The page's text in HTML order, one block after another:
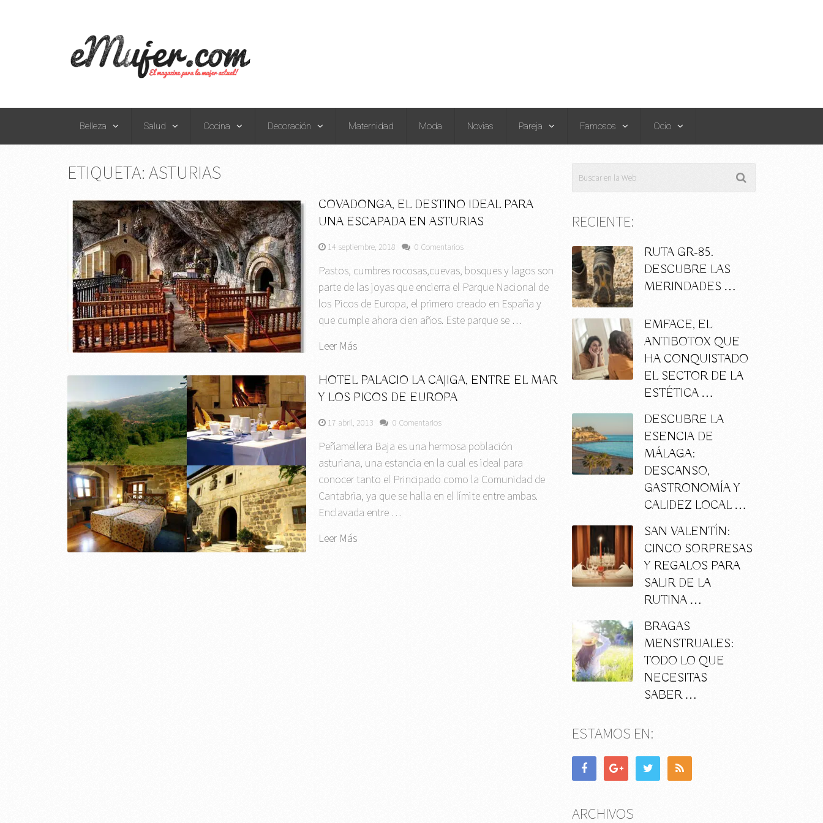
Belleza Salud Cocina Decoración Maternidad Moda Novias Pareja Famosos Ocio
ETIQUETA: ASTURIAS
COVADONGA, EL DESTINO IDEAL PARA
UNA ESCAPADA EN ASTURIAS
14 septiembre, 2018 0 Comentarios
Pastos, cumbres rocosas,cuevas, bosques y lagos son
parte de las joyas que encierra el Parque Nacional de
los Picos de Europa, el primero creado en España y
que cumple ahora cien años. Este parque se …
Leer Más
HOTEL PALACIO LA CAJIGA, ENTRE EL MAR
Y LOS PICOS DE EUROPA
17 abril, 2013 0 Comentarios
Peñamellera Baja es una hermosa población
asturiana, una estancia en la cual es ideal para
conocer tanto el Principado como la Comunidad de
Cantabria, ya que se halla en el límite entre ambas.
Enclavada entre …
Leer Más
RECIENTE:
RUTA GR-85.
DESCUBRE LAS
MERINDADES …
EMFACE, EL
ANTIBOTOX QUE
HA CONQUISTADO
EL SECTOR DE LA
ESTÉTICA …
DESCUBRE LA
ESENCIA DE
MÁLAGA:
DESCANSO,
GASTRONOMÍA Y
CALIDEZ LOCAL …
SAN VALENTÍN:
CINCO SORPRESAS
Y REGALOS PARA
SALIR DE LA
RUTINA …
BRAGAS
MENSTRUALES:
TODO LO QUE
NECESITAS
SABER …
ESTAMOS EN:
ARCHIVOS